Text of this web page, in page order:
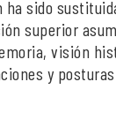
sido
superior
visión
y